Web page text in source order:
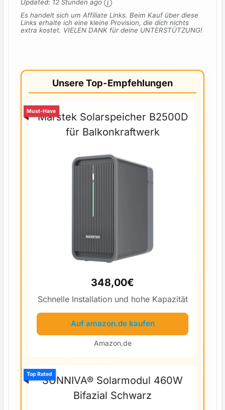
Updated: 12 Stunden ago
Es handelt sich um Affiliate Links. Beim Kauf über diese
Links erhalte ich eine kleine Provision, die dich nichts
extra kostet. VIELEN DANK für deine UNTERSTÜTZUNG!
Unsere Top-Empfehlungen
Marstek Solarspeicher B2500D
für Balkonkraftwerk
Must-Have
348,00€
Schnelle Installation und hohe Kapazität
Auf amazon.de kaufen
Amazon.de
SUNNIVA® Solarmodul 460W
Bifazial Schwarz
Top Rated